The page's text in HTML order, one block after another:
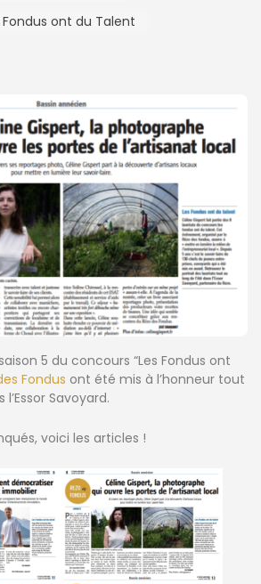
Fondus ont du Talent
5 du concours “Les Fondus ont
Fondus ont été mis à l’honneur tout
Savoyard.
voici les articles !